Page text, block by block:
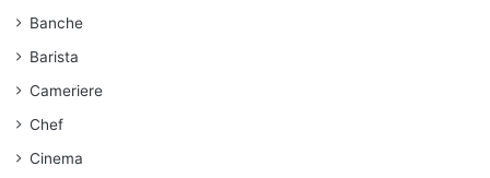
Banche
Barista
Cameriere
Chef
Cinema